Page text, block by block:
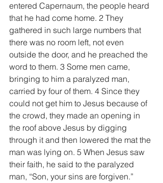
entered Capernaum, the people heard
that he had come home. 2 They
gathered in such large numbers that
there was no room left, not even
outside the door, and he preached the
word to them. 3 Some men came,
bringing to him a paralyzed man,
carried by four of them. 4 Since they
could not get him to Jesus because of
the crowd, they made an opening in
the roof above Jesus by digging
through it and then lowered the mat the
man was lying on. 5 When Jesus saw
their faith, he said to the paralyzed
man, “Son, your sins are forgiven.”